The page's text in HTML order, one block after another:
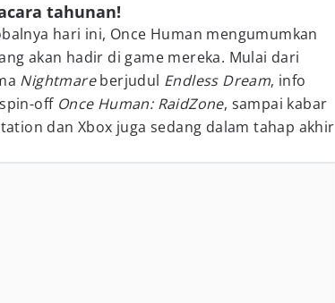
tahunan!
hari ini, Once Human mengumumkan
akan hadir di game mereka. Mulai dari
Nightmareberjudul Endless Dream, info
off Once Human: RaidZone, sampai kabar
dan Xbox juga sedang dalam tahap akhir